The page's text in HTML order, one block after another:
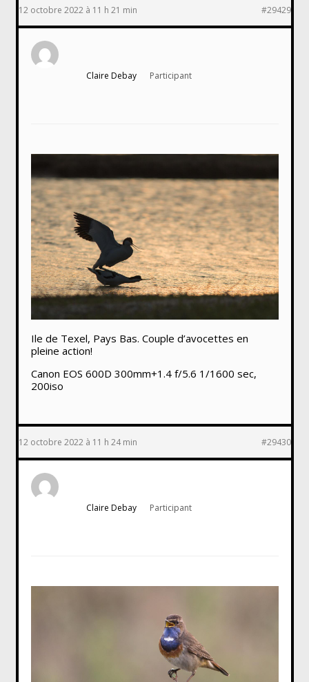
12 octobre 2022 à 11 h 21 min #29429
Claire Debay Participant
Ile de Texel, Pays Bas. Couple d’avocettes en
pleine action!
Canon EOS 600D 300mm+1.4 f/5.6 1/1600 sec,
200iso
12 octobre 2022 à 11 h 24 min #29430
Claire Debay Participant